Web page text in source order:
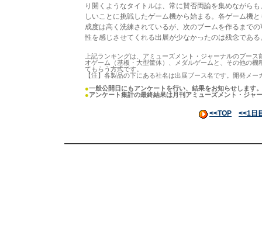
り開くようなタイトルは、常に賛否両論を集めながらも
しいことに挑戦したゲーム機から始まる。各ゲーム機と
成度は高く洗練されているが、次のブームを作るまでの
性を感じさせてくれる出展が少なかったのは残念である
上記ランキングは、アミューズメント・ジャーナルのブー
オゲーム（基板・大型筐体）、メダルゲームと、その他の
てもらう方式です。
【注】各製品の下にある社名は出展ブース名です。開発メ
●一般公開日にもアンケートを行い、結果をお知らせします。
●アンケート集計の最終結果は月刊アミューズメント・ジャ
<<TOP <<1日